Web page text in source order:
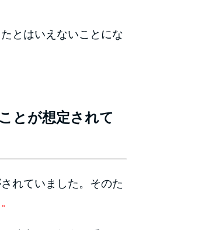
とはいえないことにな
とが想定されて
れていました。そのた